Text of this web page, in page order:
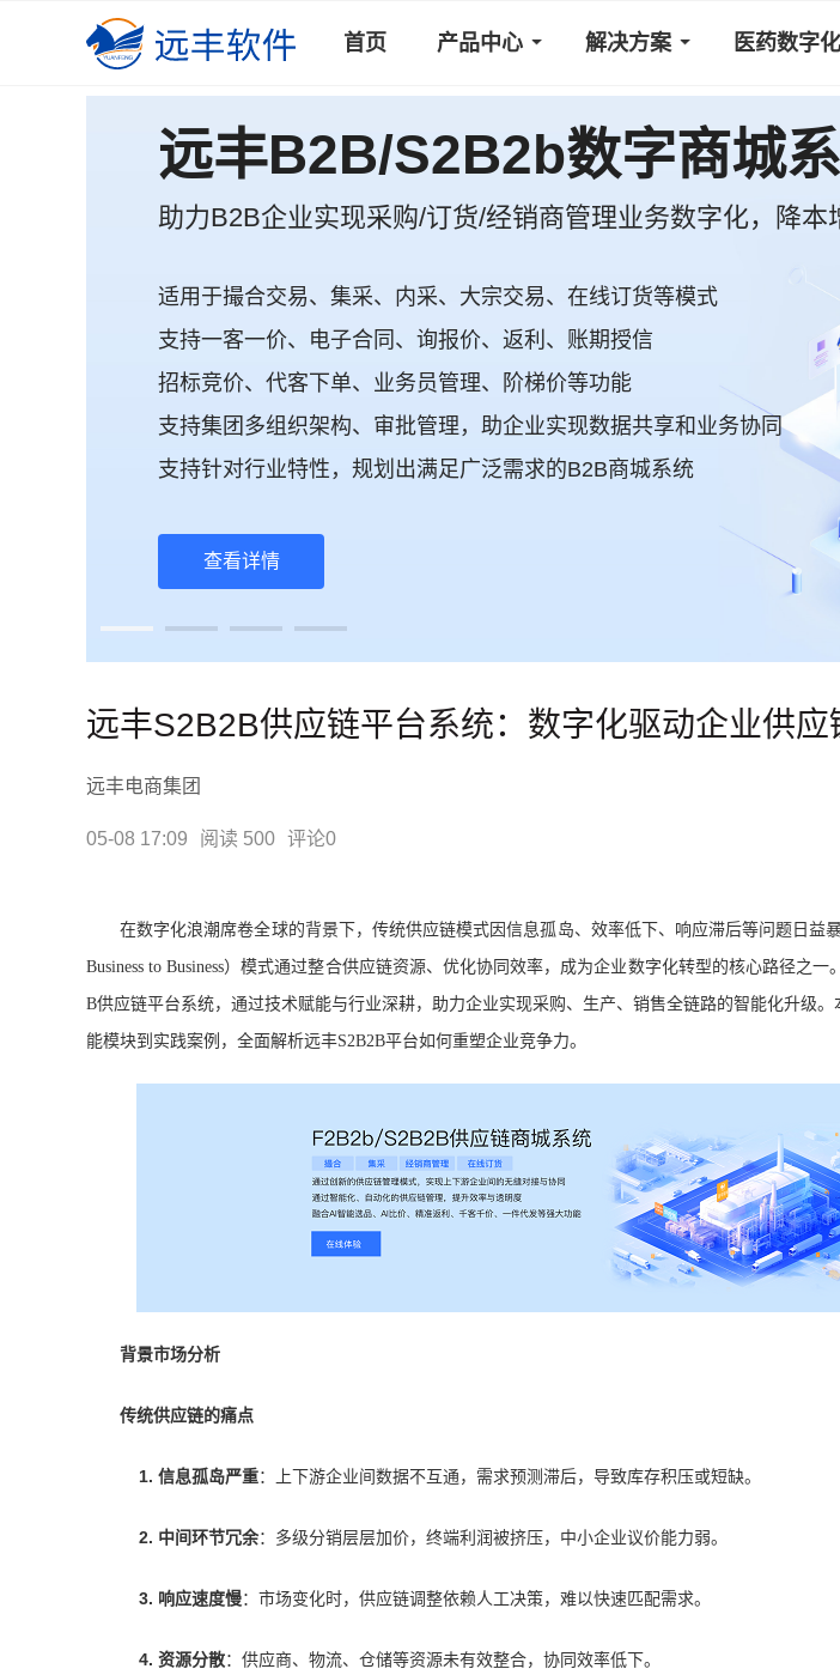
首页 产品中心 解决方案 医药数字化
适用于撮合交易、集采、内采、大宗交易、在线订货等模式
支持一客一价、电子合同、询报价、返利、账期授信
招标竞价、代客下单、业务员管理、阶梯价等功能
支持集团多组织架构、审批管理，助企业实现数据共享和业务协同
支持针对行业特性，规划出满足广泛需求的B2B商城系统
查看详情
远丰B2C/S2B2C/B2B2C商
助力企业快速构建专属商城平台，实现全渠道智能化经营
支持自营/招商/批发/零售/O2O门店等多模式
团购、秒杀、分销、直播带货、内容种草...海量促销功能
支持门店收银、骑手配送的线上线下一体化私域运营
支持多终端、私有化部署、移动端店铺管理
安全稳定的系统架构，为企业经营增长保驾护航
免费体验商城系统
远丰S2B2B供应链平台系统：数字化驱动企业供应
远丰电商集团
05-08 17:09 阅读 500 评论0
在数字化浪潮席卷全球的背景下，传统供应链模式因信息孤岛、效率低下、响应滞后等问题日益暴
Business to Business）模式通过整合供应链资源、优化协同效率，成为企业数字化转型的核心路径之
B供应链平台系统，通过技术赋能与行业深耕，助力企业实现采购、生产、销售全链路的智能化升级
能模块到实践案例，全面解析远丰S2B2B平台如何重塑企业竞争力。
背景市场分析
传统供应链的痛点
1. 信息孤岛严重：上下游企业间数据不互通，需求预测滞后，导致库存积压或短缺。
2. 中间环节冗余：多级分销层层加价，终端利润被挤压，中小企业议价能力弱。
3. 响应速度慢：市场变化时，供应链调整依赖人工决策，难以快速匹配需求。
4. 资源分散：供应商、物流、仓储等资源未有效整合，协同效率低下。